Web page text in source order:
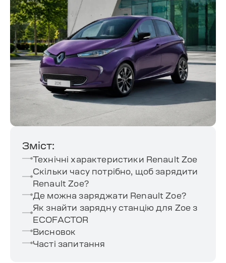
Зміст:
Технічні характеристики Renault Zoe
Скільки часу потрібно, щоб зарядити
Renault Zoe?
Де можна заряджати Renault Zoe?
Як знайти зарядну станцію для Zoe з
ECOFACTOR
Висновок
Часті запитання